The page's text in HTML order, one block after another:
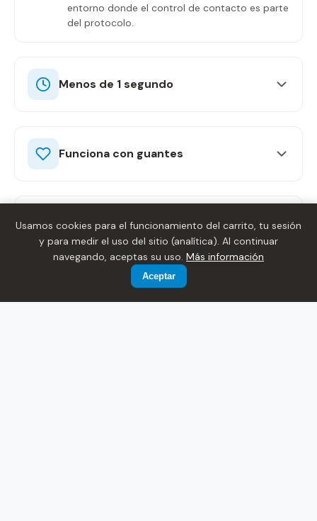
entorno donde el control de contacto es parte
del protocolo.
Menos de 1 segundo
Funciona con guantes
Conexión a IBIX Cloud
Algoritmo para cubrebocas
Usamos cookies para el funcionamiento del carrito, tu sesión
y para medir el uso del sitio (analítica). Al continuar
navegando, aceptas su uso. Más información
Aceptar